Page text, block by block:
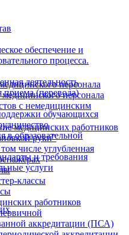
обеспечение и
процесса.
деятельность
приема (перевода)
обучающихся
в образовательной
и требования
услуги
персонала
персонала
с немедицинским
медицинских работников
руки"
числе углубленная
классы
работников
аккредитации (ПСА)